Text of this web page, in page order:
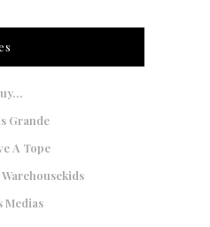
Grande
A Tope
Medias